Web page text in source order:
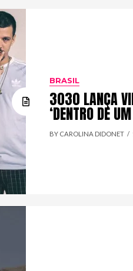
BRASIL
3030 LANÇA
‘DENTRO DE
BY CAROLINA DIDONET